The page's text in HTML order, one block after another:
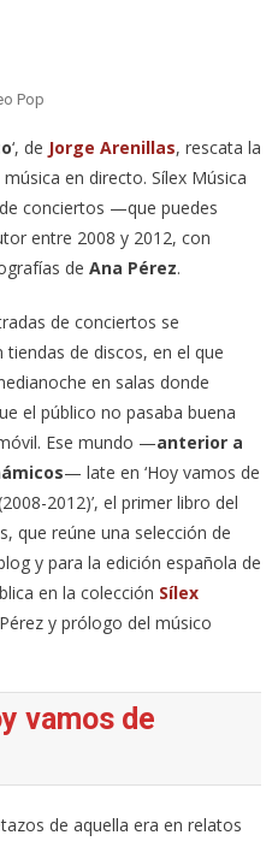
Pop
‘, de Jorge Arenillas, rescata la
en directo. Sílex Música
conciertos —que puedes
entre 2008 y 2012, con
de Ana Pérez.
de conciertos se
de discos, en el que
en salas donde
el público no pasaba buena
Ese mundo —anterior a
— late en ‘Hoy vamos de
2012)’, el primer libro del
que reúne una selección de
y para la edición española de
en la colección Sílex
y prólogo del músico
vamos de
de aquella era en relatos